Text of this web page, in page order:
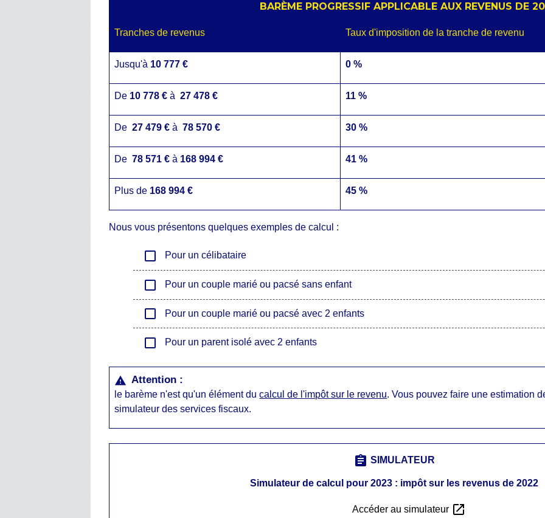
BARÈME PROGRESSIF APPLICABLE AUX REVENUS DE
Tranches de revenus Taux d'imposition de la tranche de revenu
Jusqu'à 10 777 € 0 %
De 10 778 € à27 478 € 11 %
De27 479 € à78 570 € 30 %
De78 571 € à 168 994 € 41 %
Plus de 168 994 € 45 %
Nous vous présentons quelques exemples de calcul :
check_box_outline_blank Pour un célibataire
check_box_outline_blank Pour un couple marié ou pacsé sans enfant
check_box_outline_blank Pour un couple marié ou pacsé avec 2 enfants
check_box_outline_blank Pour un parent isolé avec 2 enfants
warning Attention :
le barème n'est qu'un élément ducalcul de l'impôt sur le revenu. Vous pouvez faire une estimation
simulateur des services fiscaux.
assignment SIMULATEUR
Simulateur de calcul pour 2023 : impôt sur les revenus de 2022
Accéder au simulateur open_in_new